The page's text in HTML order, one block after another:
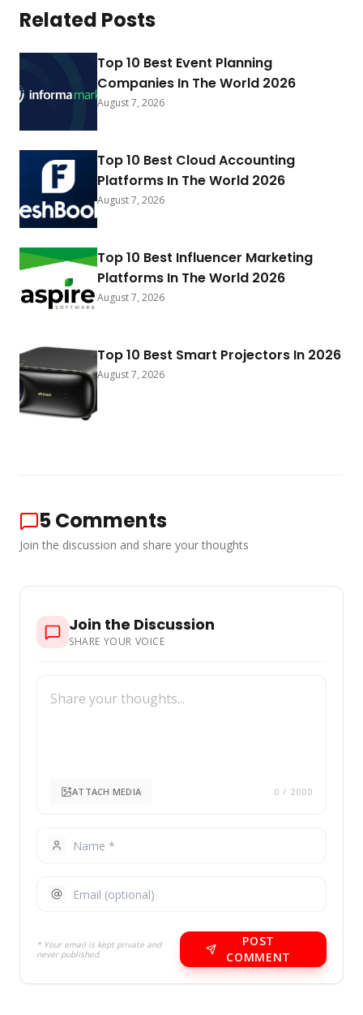
Related Posts
Top 10 Best Event Planning
Companies In The World 2026
August 7, 2026
Top 10 Best Cloud Accounting
Platforms In The World 2026
August 7, 2026
Top 10 Best Influencer Marketing
Platforms In The World 2026
August 7, 2026
Top 10 Best Smart Projectors In 2026
August 7, 2026
5Comments
Join the discussion and share your thoughts
Join the Discussion
SHARE YOUR VOICE
ATTACH MEDIA 0 / 2000
* Your email is kept private and
never published.
POST
COMMENT